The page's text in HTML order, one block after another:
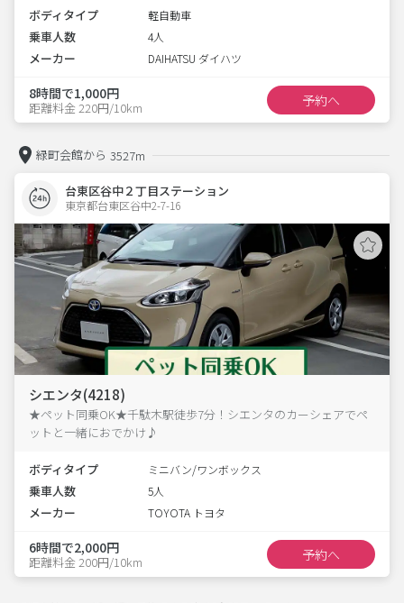
ボディタイプ 軽自動車
乗車人数 4人
メーカー DAIHATSU ダイハツ
8時間で1,000円
距離料金 220円/10km 予約へ
緑町会館から 3527m
台東区谷中２丁目ステーション
東京都台東区谷中2-7-16
シエンタ(4218)
★ペット同乗OK★千駄木駅徒歩7分！シエンタのカーシェアでペ
ットと一緒におでかけ♪
ボディタイプ ミニバン/ワンボックス
乗車人数 5人
メーカー TOYOTA トヨタ
6時間で2,000円
距離料金 200円/10km 予約へ